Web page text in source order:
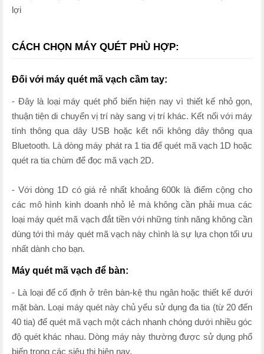
lợi
CÁCH CHỌN MÁY QUÉT PHÙ HỢP:
Đối với máy quét mã vạch cầm tay:
- Đây là loại máy quét phổ biến hiện nay vì thiết kế nhỏ gọn,
thuận tiện di chuyển vị trí này sang vị trí khác. Kết nối với máy
tính thông qua dây USB hoặc kết nối không dây thông qua
Bluetooth. Là dòng máy phát ra 1 tia để quét mã vạch 1D hoặc
quét ra tia chùm để đọc mã vạch 2D.
- Với dòng 1D có giá rẻ nhất khoảng 600k là điểm cộng cho
các mô hình kinh doanh nhỏ lẻ mà không cần phải mua các
loại máy quét mã vạch đắt tiền với những tính năng không cần
dùng tới thì máy quét mã vạch này chình là sự lựa chọn tối ưu
nhất dành cho bạn.
Máy quét mã vạch để bàn:
- Là loại để cố định ở trên bàn-kệ thu ngân hoặc thiết kế dưới
mặt bàn. Loại máy quét này chủ yếu sử dụng đa tia (từ 20 đến
40 tia) để quét mã vạch một cách nhanh chóng dưới nhiều góc
độ quét khác nhau. Dòng máy này thường được sử dụng phổ
biến trong các siêu thị hiện nay.